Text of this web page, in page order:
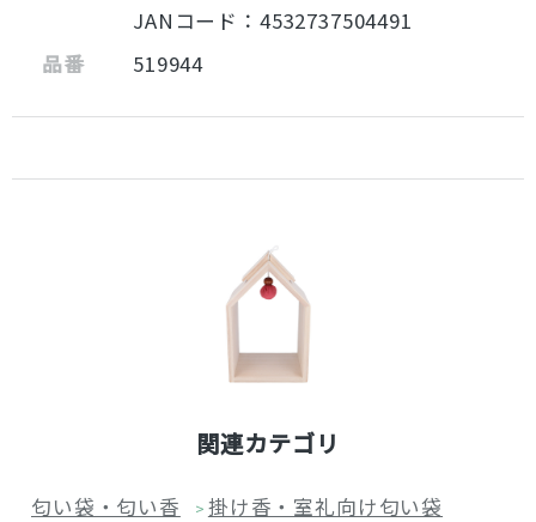
JANコード：4532737504491
品番
519944
関連カテゴリ
匂い袋・匂い香 > 掛け香・室礼向け匂い袋